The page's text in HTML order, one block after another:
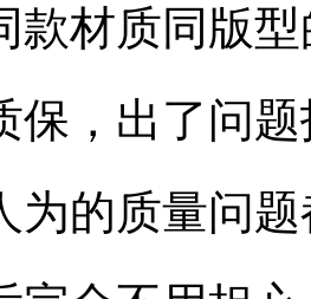
款材质同版
保，出了问
为的质量问